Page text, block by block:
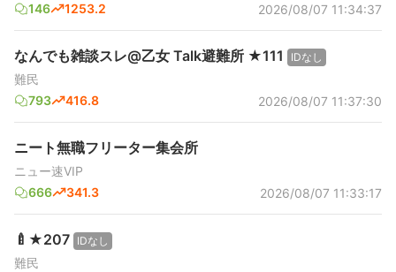
146
1253.2 2026/08/07 11:34:37
なんでも雑談スレ@乙女 Talk避難所 ★111 IDなし
難民
793
416.8 2026/08/07 11:37:30
ニート無職フリーター集会所
ニュー速VIP
666
341.3 2026/08/07 11:33:17
🍼★207 IDなし
難民